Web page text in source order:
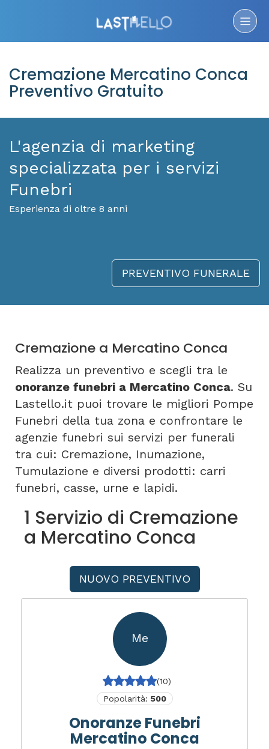
Cremazione Mercatino Conca
Preventivo Gratuito
L'agenzia di marketing
specializzata per i servizi
Funebri
Esperienza di oltre 8 anni
PREVENTIVO FUNERALE
Cremazione a Mercatino Conca
Realizza un preventivo e scegli tra le
onoranze funebri a Mercatino Conca. Su
Lastello.it puoi trovare le migliori Pompe
Funebri della tua zona e confrontare le
agenzie funebri sui servizi per funerali
tra cui: Cremazione, Inumazione,
Tumulazione e diversi prodotti: carri
funebri, casse, urne e lapidi.
1 Servizio di Cremazione
a Mercatino Conca
NUOVO PREVENTIVO
Me
(10)
Popolarità: 500
Onoranze Funebri
Mercatino Conca